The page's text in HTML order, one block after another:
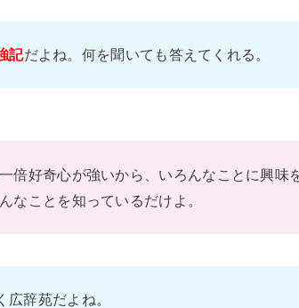
記だよね。何を聞いても答えてくれる。
倍好奇心が強いから、いろんなことに興味
なことを知っているだけよ。
広辞苑だよね。